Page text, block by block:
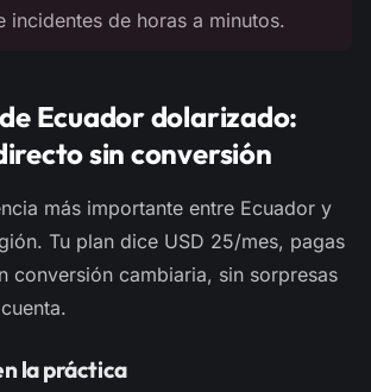
incidentes de horas a minutos.
Ecuador dolarizado:
sin conversión
más importante entre Ecuador y
Tu plan dice USD 25/mes, pagas
conversión cambiaria, sin sorpresas
la práctica